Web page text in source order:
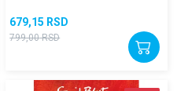
679,15 RSD
799,00 RSD